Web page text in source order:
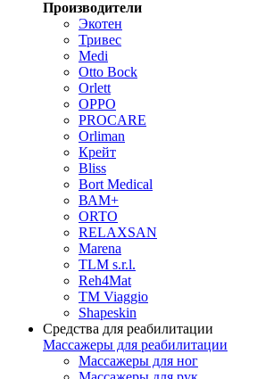
Производители
Экотен
Тривес
Medi
Otto Bock
Orlett
OPPO
PROCARE
Orliman
Крейт
Bliss
Bort Medical
ВАМ+
ORTO
RELAXSAN
Marena
TLM s.r.l.
Reh4Mat
TM Viaggio
Shapeskin
Средства для реабилитации
Массажеры для реабилитации
Массажеры для ног